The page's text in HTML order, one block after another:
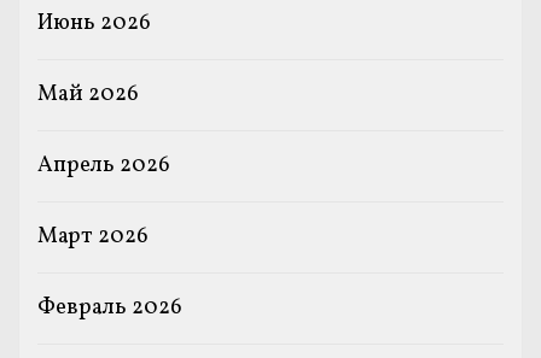
Июнь 2026
Май 2026
Апрель 2026
Март 2026
Февраль 2026